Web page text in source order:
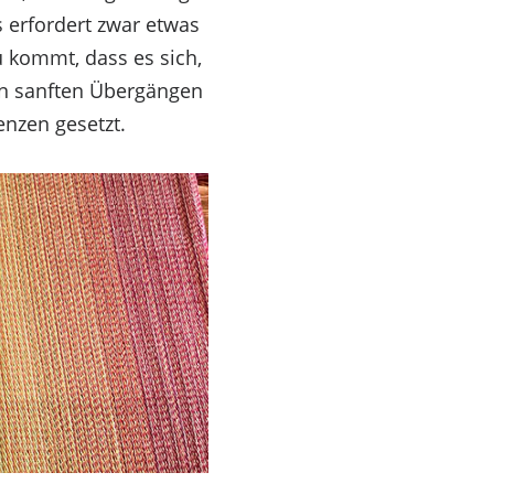
zu speichern und/oder darauf zuzugreifen. Wenn
Website verarbeiten. Wenn du deine Zustimmung
erfordert zwar etwas
dass es sich,
sanften Übergängen
gesetzt.